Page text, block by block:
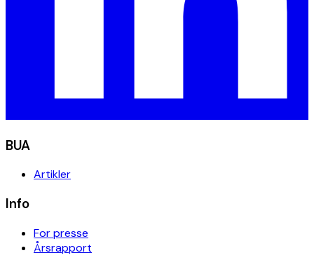
BUA
Artikler
Info
For presse
Årsrapport